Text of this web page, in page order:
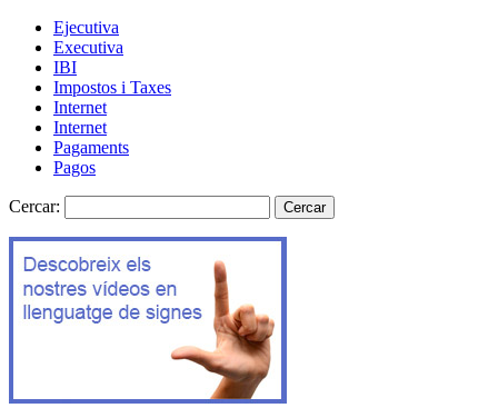
Ejecutiva
Executiva
IBI
Impostos i Taxes
Internet
Internet
Pagaments
Pagos
Cercar: